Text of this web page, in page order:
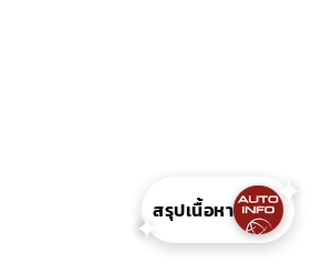
✦
สรุปเนื้อหา